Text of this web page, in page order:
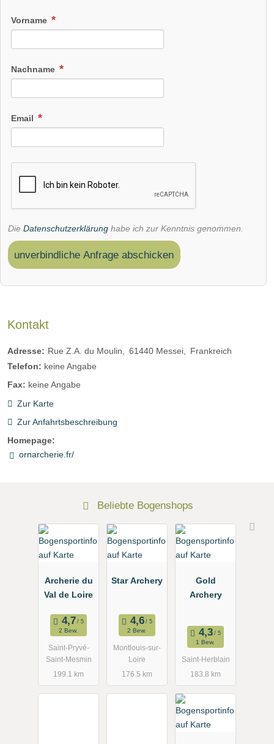
Vorname
Nachname
Email
Die Datenschutzerklärung habe ich zur Kenntnis genommen.
unverbindliche Anfrage abschicken
Kontakt
Adresse: Rue Z.A. du Moulin 61440 Messei
Frankreich
Telefon: keine Angabe
Fax: keine Angabe
Zur Karte
Zur Anfahrtsbeschreibung
Homepage:
ornarcherie.fr/
Beliebte Bogenshops
Archerie du
Val de Loire
2 Bew.
Saint-Pryvé-
Saint-Mesmin
199.1 km
Star Archery
2 Bew.
Montlouis-sur-
Loire
176.5 km
Gold
Archery
1 Bew.
Saint-Herblain
183.8 km